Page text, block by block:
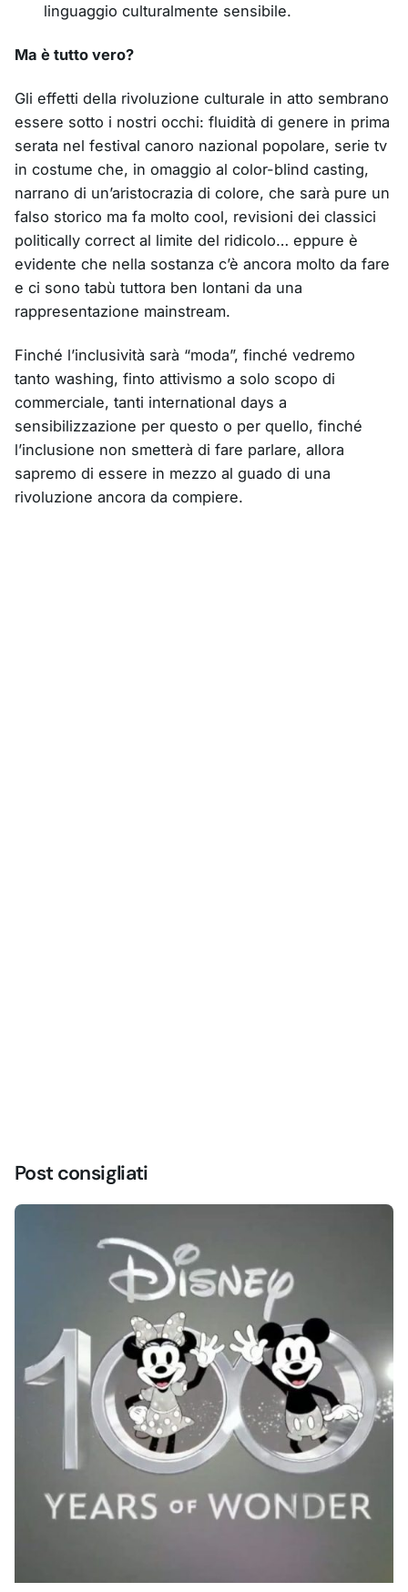
linguaggio culturalmente sensibile.
Ma è tutto vero?
Gli effetti della rivoluzione culturale in atto sembrano
essere sotto i nostri occhi: fluidità di genere in prima
serata nel festival canoro nazional popolare, serie tv
in costume che, in omaggio al color-blind casting,
narrano di un’aristocrazia di colore, che sarà pure un
falso storico ma fa molto cool, revisioni dei classici
politically correct al limite del ridicolo… eppure è
evidente che nella sostanza c’è ancora molto da fare
e ci sono tabù tuttora ben lontani da una
rappresentazione mainstream.
Finché l’inclusività sarà “moda”, finché vedremo
tanto washing, finto attivismo a solo scopo di
commerciale, tanti international days a
sensibilizzazione per questo o per quello, finché
l’inclusione non smetterà di fare parlare, allora
sapremo di essere in mezzo al guado di una
rivoluzione ancora da compiere.
Post consigliati